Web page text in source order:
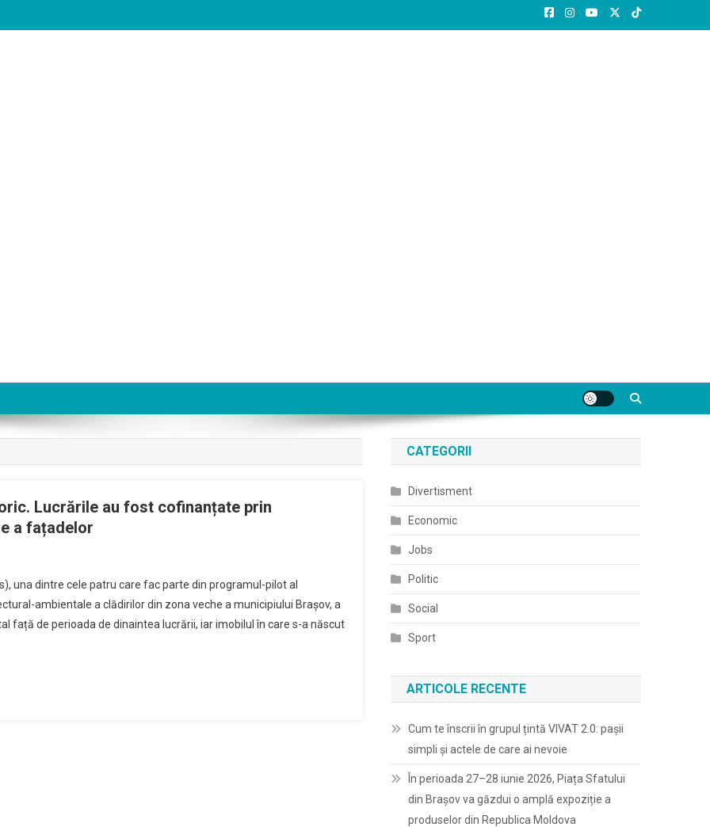
Lucrările au fost cofinanțate prin
a fațadelor
una dintre cele patru care fac parte din programul-pilot al
ambientale a clădirilor din zona veche a municipiului Brașov, a
față de perioada de dinaintea lucrării, iar imobilul în care s-a născut
CATEGORII
Divertisment
Economic
Jobs
Politic
Social
Sport
ARTICOLE RECENTE
Cum te înscrii în grupul țintă VIVAT 2.0: pașii
simpli și actele de care ai nevoie
În perioada 27–28 iunie 2026, Piața Sfatului
din Brașov va găzdui o amplă expoziție a
produselor din Republica Moldova